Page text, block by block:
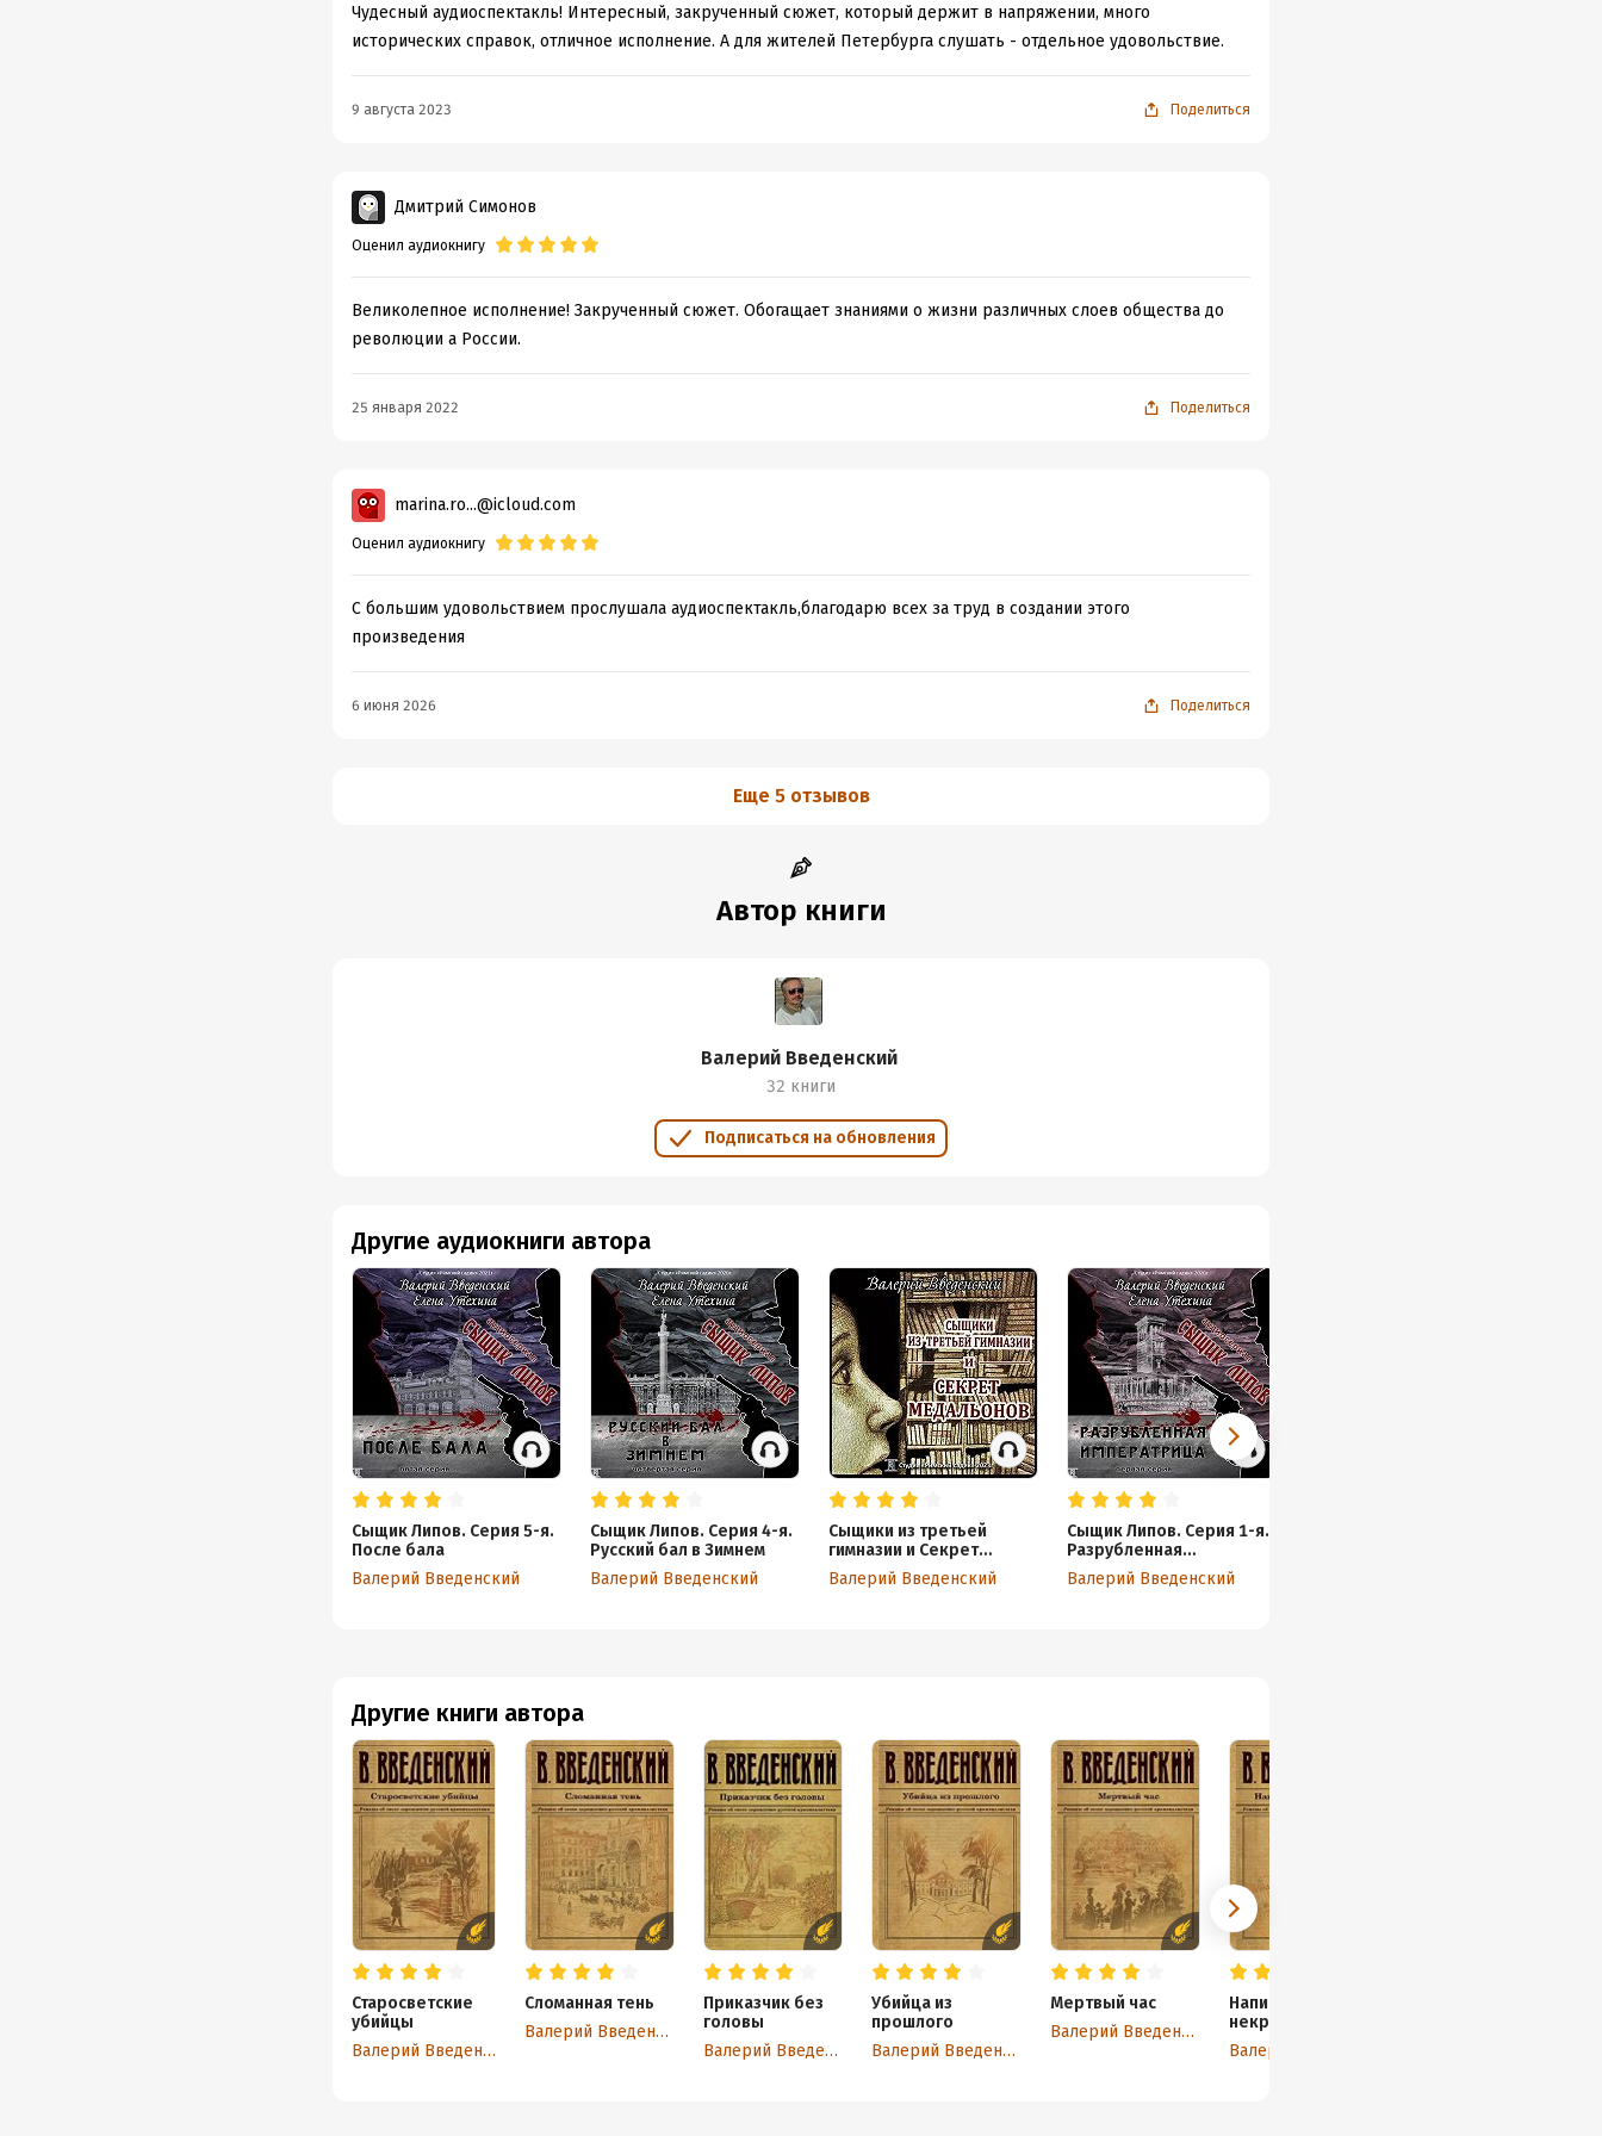
Чудесный аудиоспектакль! Интересный, закрученный сюжет, который держит в напряжении, много
исторических справок, отличное исполнение. А для жителей Петербурга слушать - отдельное удовольствие.
9 августа 2023 Поделиться
Дмитрий Симонов
Оценил аудиокнигу
Великолепное исполнение! Закрученный сюжет. Обогащает знаниями о жизни различных слоев общества до
революции а России.
25 января 2022 Поделиться
marina.ro...@icloud.com
Оценил аудиокнигу
С большим удовольствием прослушала аудиоспектакль,благодарю всех за труд в создании этого
произведения
6 июня 2026 Поделиться
Еще 5 отзывов
Автор книги
Валерий Введенский
32 книги
Подписаться на обновления
Другие книги автора
Старосветские
убийцы
Валерий Введенский
Сломанная тень
Валерий Введенский
Приказчик без
головы
Валерий Введенский
Убийца из
прошлого
Валерий Введенский
Мертвый час
Валерий Введенский
Напиши себе
некролог
Другие аудиокниги автора
Сыщик Липов. Серия 5-я.
После бала
Валерий Введенский
Сыщик Липов. Серия 4-я.
Русский бал в Зимнем
Валерий Введенский
Сыщики из третьей
гимназии и Секрет
медальонов
Валерий Введенский
Сыщик Липов. Серия 1-я.
Разрубленная
императрица
Валерий Введенский